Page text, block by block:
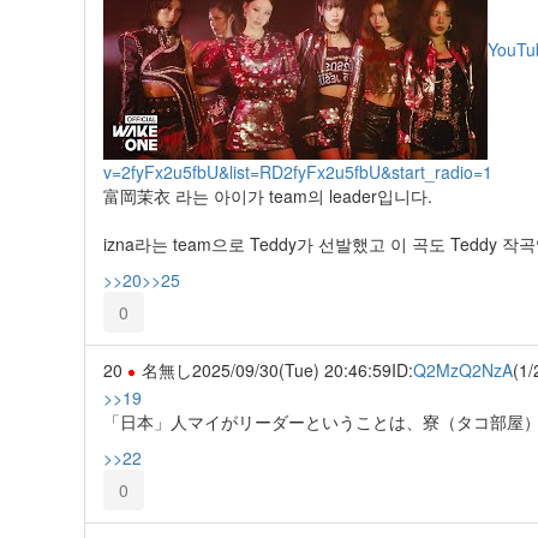
v=2fyFx2u5fbU&list=RD2fyFx2u5fbU&start_radio=1
富岡茉衣 라는 아이가 team의 leader입니다.
izna라는 team으로 Teddy가 선발했고 이 곡도 Teddy 작
>>20>>25
0
20 名無し2025/09/30(Tue) 20:46:59ID:Q2MzQ2NzA(1/
>>19
「日本」人マイがリーダーということは、寮（タコ部屋
>>22
0